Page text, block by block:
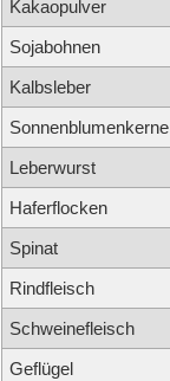
Kakaopulver
Sojabohnen
Kalbsleber
Sonnenblumenkerne
Leberwurst
Haferflocken
Spinat
Rindfleisch
Schweinefleisch
Geflügel